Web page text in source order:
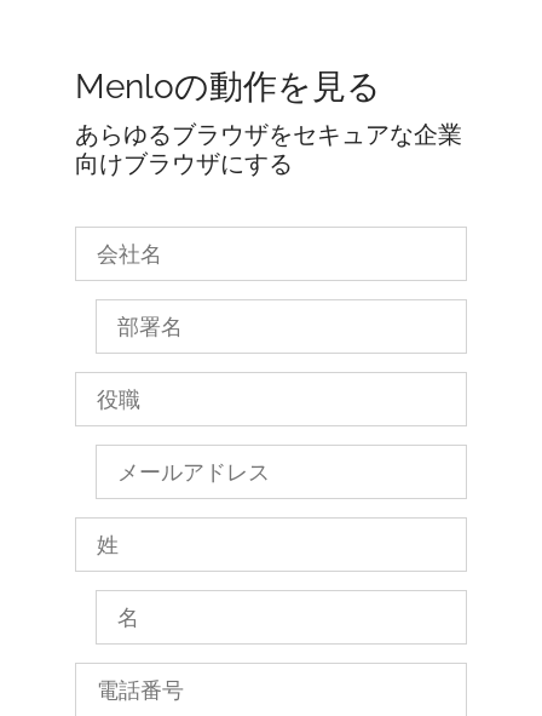
Menloの動作を見る
あらゆるブラウザをセキュアな企業
向けブラウザにする